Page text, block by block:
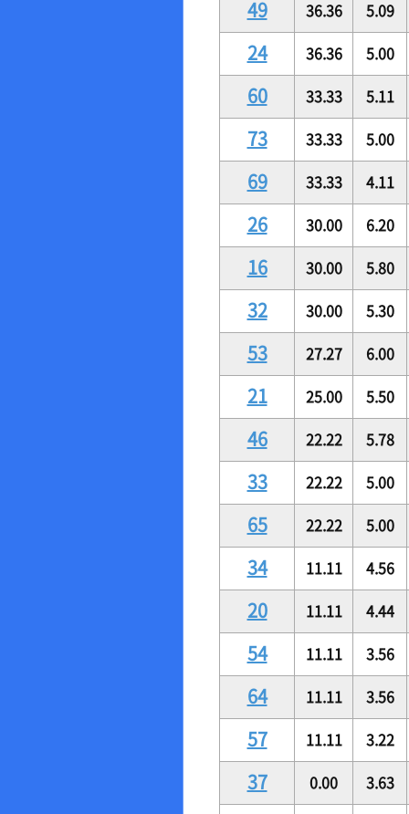
49 36.36 5.09
24 36.36 5.00
60 33.33 5.11
73 33.33 5.00
69 33.33 4.11
26 30.00 6.20
16 30.00 5.80
32 30.00 5.30
53 27.27 6.00
21 25.00 5.50
46 22.22 5.78
33 22.22 5.00
65 22.22 5.00
34 11.11 4.56
20 11.11 4.44
54 11.11 3.56
64 11.11 3.56
57 11.11 3.22
37 0.00 3.63